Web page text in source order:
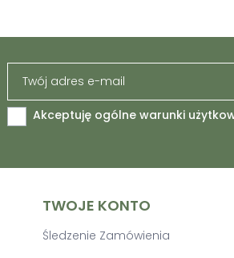
Akceptuję ogólne warunki
TWOJE KONTO
Śledzenie Zamówienia